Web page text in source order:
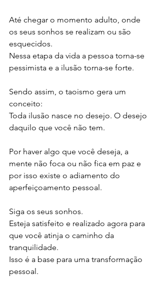
Até chegar o momento adulto, onde
os seus sonhos se realizam ou são
esquecidos.
Nessa etapa da vida a pessoa torna-se
pessimista e a ilusão torna-se forte.
Sendo assim, o taoismo gera um
conceito:
Toda ilusão nasce no desejo. O desejo
daquilo que você não tem.
Por haver algo que você deseja, a
mente não foca ou não fica em paz e
por isso existe o adiamento do
aperfeiçoamento pessoal.
Siga os seus sonhos.
Esteja satisfeito e realizado agora para
que você atinja o caminho da
tranquilidade.
Isso é a base para uma transformação
pessoal.